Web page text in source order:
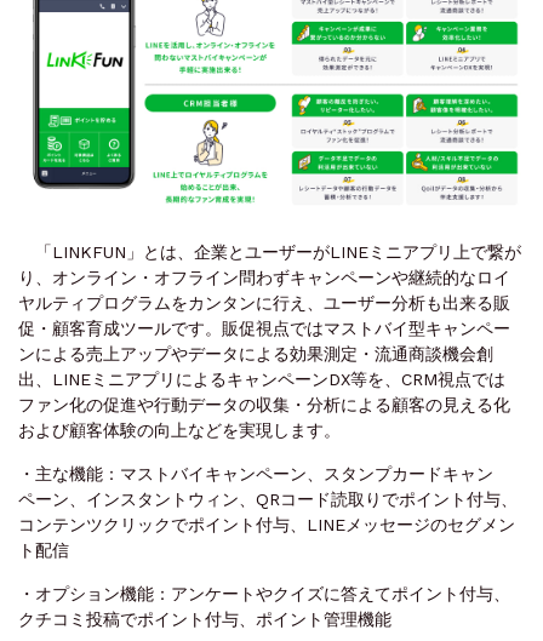
「LINKFUN」とは、企業とユーザーがLINEミニアプリ上で繋が
り、オンライン・オフライン問わずキャンペーンや継続的なロイ
ヤルティプログラムをカンタンに行え、ユーザー分析も出来る販
促・顧客育成ツールです。販促視点ではマストバイ型キャンペー
ンによる売上アップやデータによる効果測定・流通商談機会創
出、LINEミニアプリによるキャンペーンDX等を、CRM視点では
ファン化の促進や行動データの収集・分析による顧客の見える化
および顧客体験の向上などを実現します。
・主な機能：マストバイキャンペーン、スタンプカードキャン
ペーン、インスタントウィン、QRコード読取りでポイント付与、
コンテンツクリックでポイント付与、LINEメッセージのセグメン
ト配信
・オプション機能：アンケートやクイズに答えてポイント付与、
クチコミ投稿でポイント付与、ポイント管理機能